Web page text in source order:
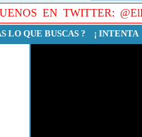
EN TWITTER:
LO QUE BUSCAS ? ¡